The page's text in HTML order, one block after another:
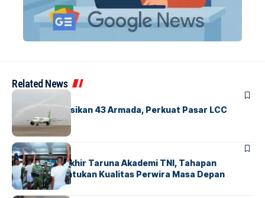
Related News
BANDARA
Citilink Operasikan 43 Armada, Perkuat Pasar LCC
Nasional
BERITA
Sidang Pantukhir Taruna Akademi TNI, Tahapan
Strategis Tentukan Kualitas Perwira Masa Depan